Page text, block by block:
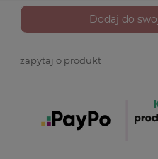
Dodaj do
zapytaj o produkt